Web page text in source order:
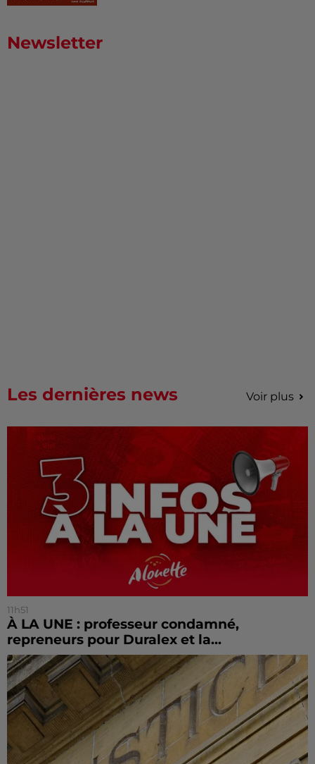
Newsletter
Les dernières news Voir plus
11h51
À LA UNE : professeur condamné,
repreneurs pour Duralex et la...